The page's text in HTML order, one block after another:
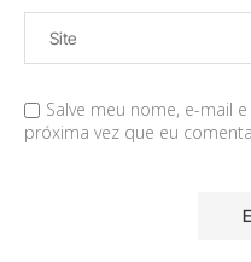
Salve meu nome, e-mail
próxima vez que eu